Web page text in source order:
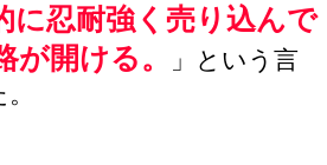
に忍耐強く売り込んで
が開ける。
」という言